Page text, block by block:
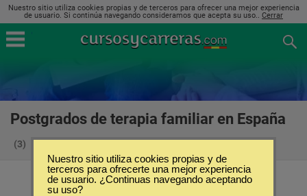
Nuestro sitio utiliza cookies propias y de terceros para ofrecer una mejor experiencia
de usuario. Si continúa navegando consideramos que acepta su uso.. Cerrar
Postgrados de terapia familiar en España
(3)
Nuestro sitio utiliza cookies propias y de
terceros para ofrecerte una mejor experiencia
de usuario. ¿Continuas navegando aceptando
su uso?